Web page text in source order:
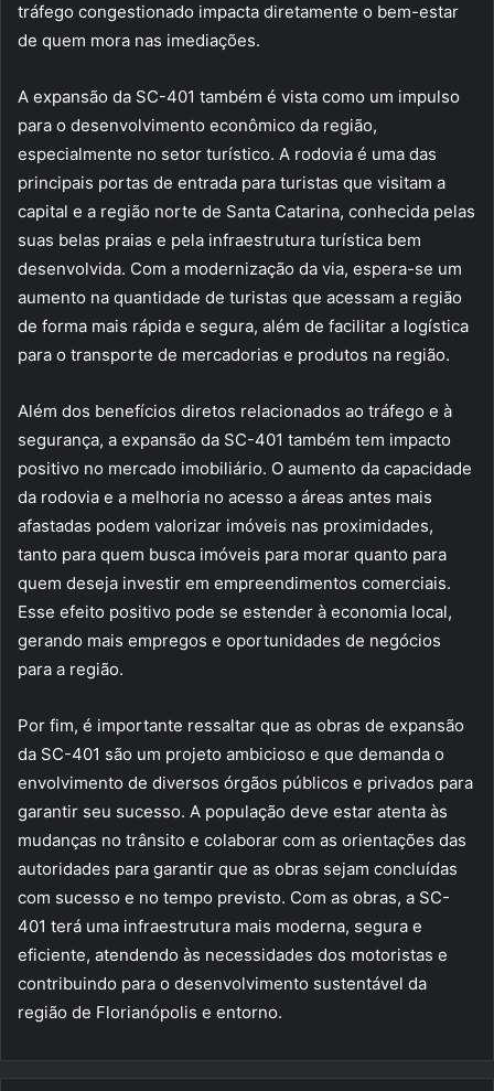
tráfego congestionado impacta diretamente o bem-estar
de quem mora nas imediações.
A expansão da SC-401 também é vista como um impulso
para o desenvolvimento econômico da região,
especialmente no setor turístico. A rodovia é uma das
principais portas de entrada para turistas que visitam a
capital e a região norte de Santa Catarina, conhecida pelas
suas belas praias e pela infraestrutura turística bem
desenvolvida. Com a modernização da via, espera-se um
aumento na quantidade de turistas que acessam a região
de forma mais rápida e segura, além de facilitar a logística
para o transporte de mercadorias e produtos na região.
Além dos benefícios diretos relacionados ao tráfego e à
segurança, a expansão da SC-401 também tem impacto
positivo no mercado imobiliário. O aumento da capacidade
da rodovia e a melhoria no acesso a áreas antes mais
afastadas podem valorizar imóveis nas proximidades,
tanto para quem busca imóveis para morar quanto para
quem deseja investir em empreendimentos comerciais.
Esse efeito positivo pode se estender à economia local,
gerando mais empregos e oportunidades de negócios
para a região.
Por fim, é importante ressaltar que as obras de expansão
da SC-401 são um projeto ambicioso e que demanda o
envolvimento de diversos órgãos públicos e privados para
garantir seu sucesso. A população deve estar atenta às
mudanças no trânsito e colaborar com as orientações das
autoridades para garantir que as obras sejam concluídas
com sucesso e no tempo previsto. Com as obras, a SC-
401 terá uma infraestrutura mais moderna, segura e
eficiente, atendendo às necessidades dos motoristas e
contribuindo para o desenvolvimento sustentável da
região de Florianópolis e entorno.